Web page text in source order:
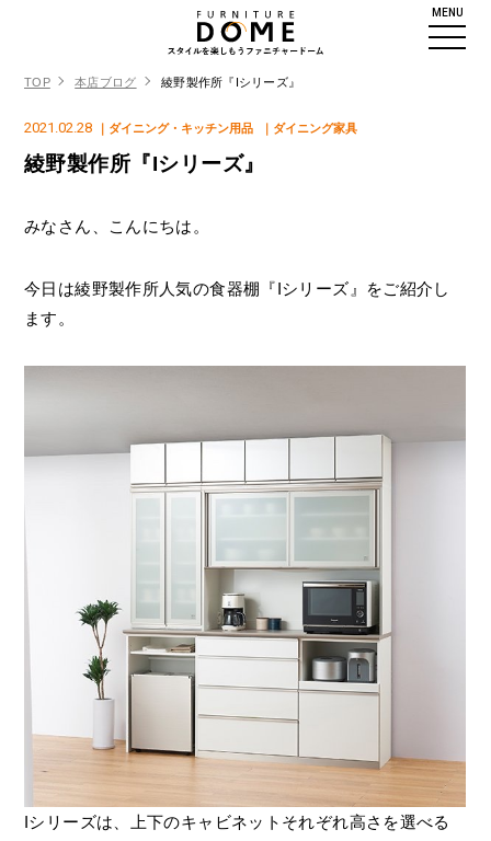
MENU
TOP 本店ブログ 綾野製作所『Iシリーズ』
2021.02.28 ｜ダイニング・キッチン用品 ｜ダイニング家具
綾野製作所『Iシリーズ』
みなさん、こんにちは。
今日は綾野製作所人気の食器棚『Iシリーズ』をご紹介し
ます。
Iシリーズは、上下のキャビネットそれぞれ高さを選べる